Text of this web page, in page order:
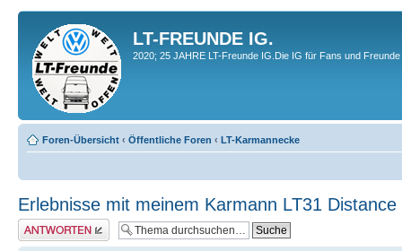
LT-FREUNDE IG.
2020; 25 JAHRE LT-Freunde IG.Die IG für Fans und
Foren-Übersicht ‹ Öffentliche Foren ‹ LT-Karmannecke
Erlebnisse mit meinem Karmann LT31 Distance
Antwort erstellen